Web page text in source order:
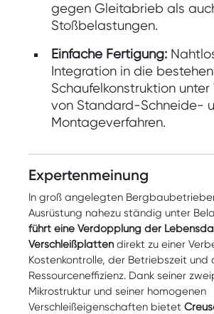
gegen Gleitabrieb als
Stoßbelastungen.
Einfache Fertigung:
Integration in die
Schaufelkonstruktion unter
von Standard-Schneide-
Montageverfahren.
Expertenmeinung
In groß angelegten
Ausrüstung nahezu ständig unter
führt eine Verdopplung der
Verschleißplattendirekt zu einer
Kostenkontrolle, der Betriebszeit und
Ressourceneffizienz. Dank seiner
Mikrostruktur und seiner homogenen
Verschleißeigenschaften bietet